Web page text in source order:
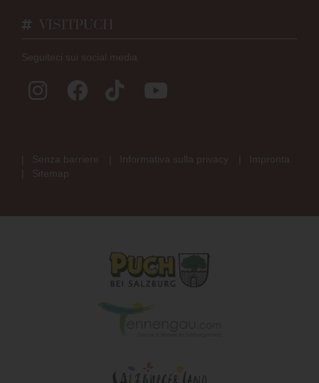
VISITPUCH
Seguiteci sui social media
Senza barriere Informativa sulla privacy
Impronta
Sitemap